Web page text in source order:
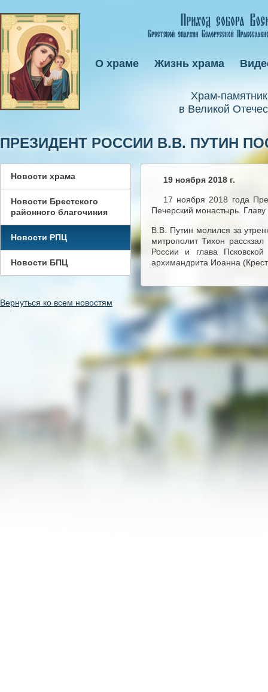
Xрам-
в Великой
О храме Жизнь храма
ПРЕЗИДЕНТ РОССИИ В.В. ПУТИН
Новости храма
Новости Брестского
районного благочиния
Новости РПЦ
Новости БПЦ
19 ноября 2018 г.
17 ноября 2018 года
Печерский монастырь.
В.В. Путин молился за
митрополит Тихон
России и глава
архимандрита Иоанна
Вернуться ко всем новостям